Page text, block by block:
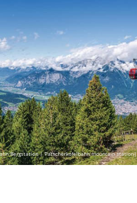
Bergstation | Patscherkofelbahn mountain